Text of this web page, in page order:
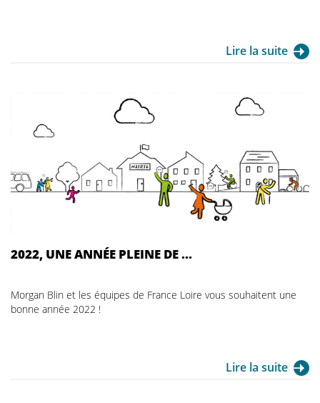
Lire la suite
2022, UNE ANNÉE PLEINE DE ...
Morgan Blin et les équipes de France Loire vous souhaitent une
bonne année 2022 !
Lire la suite